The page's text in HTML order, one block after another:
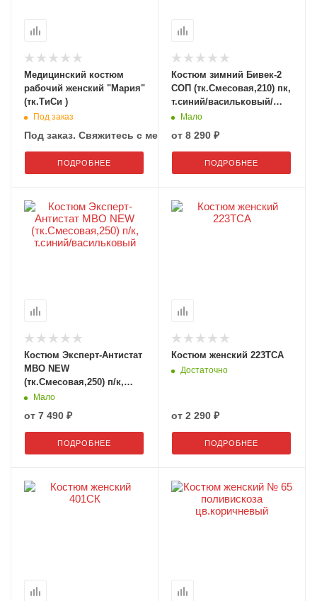
Медицинский костюм
рабочий женский "Мария"
(тк.ТиСи )
Под заказ
Под заказ. Свяжитесь с менеджером 8 (800) 201-49-29
ПОДРОБНЕЕ
Костюм зимний Бивек-2
СОП (тк.Смесовая,210) пк,
т.синий/васильковый/
лимонный
Мало
от 8 290 ₽
ПОДРОБНЕЕ
Костюм Эксперт-Антистат
МВО NEW
(тк.Смесовая,250) п/к,
т.синий/васильковый
Мало
от 7 490 ₽
ПОДРОБНЕЕ
Костюм женский 223ТСА
Достаточно
от 2 290 ₽
ПОДРОБНЕЕ